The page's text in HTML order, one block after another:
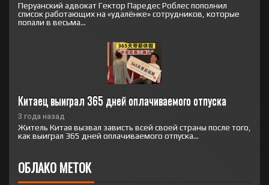
Перуанский адвокат Гектор Паредес Роблес пополнил
список работающих на «удалёнке» сотрудников, которые
попали в весьма...
Китаец выиграл 365 дней оплачиваемого отпуска
3 года назад
Житель Китая вызвал зависть всей своей страны после того,
как выиграл 365 дней оплачиваемого отпуска...
ОБЛАКО МЕТОК